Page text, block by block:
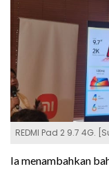
REDMI Pad 2 9.7 4G.
Ia menambahkan